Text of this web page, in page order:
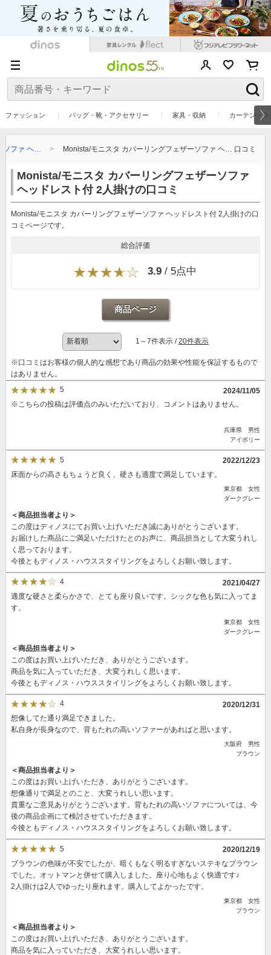
ファッション バッグ・靴・アクセサリー 家具・収納 カーテン・
ソファ ヘ… Monista/モニスタ カバーリングフェザーソファ ヘ… 口コミ
Monista/モニスタ カバーリングフェザーソファ
ヘッドレスト付 2人掛けの口コミ
Monista/モニスタ カバーリングフェザーソファ ヘッドレスト付 2人掛けの口
コミページです。
総合評価
3.9 / 5点中
商品ページ
1～7件表示 /20件表示
※口コミはお客様の個人的な感想であり商品の効果や性能を保証するもので
はありません。
5
2024/11/05
※こちらの投稿は評価点のみいただいており、コメントはありません。
兵庫県 男性
アイボリー
5
2022/12/23
床面からの高さもちょうど良く、硬さも適度で満足しています。
東京都 女性
ダークグレー
＜商品担当者より＞
この度はディノスにてお買い上げいただき誠にありがとうございます。
お届けした商品にご満足いただけたとのお声に、商品担当として大変うれし
く思っております。
今後ともディノス・ハウススタイリングをよろしくお願い致します。
4
2021/04/27
適度な硬さと柔らかさで、とても座り良いです。シックな色も気に入ってま
す。
東京都 女性
ダークグレー
＜商品担当者より＞
この度はお買い上げいただき、ありがとうございます。
商品を気に入っていただき、大変うれしく思います。
今後ともディノス・ハウススタイリングをよろしくお願い致します。
4
2020/12/31
想像してた通り満足できました。
私自身が長身なので、背もたれの高いソファーがあればと思います。
大阪府 男性
ブラウン
＜商品担当者より＞
この度はお買い上げいただき、ありがとうございます。
想像通りで満足とのこと、大変うれしい思います。
貴重なご意見ありがとうございます。背もたれの高いソファについては、今
後の商品企画にて検討させていただきます。
今後ともディノス・ハウススタイリングをよろしくお願い致します。
5
2020/12/19
ブラウンの色味が不安でしたが、暗くもなく明るすぎないステキなブラウン
でした。オットマンと併せて購入しました。座り心地もよく快適です♪
2人掛けは2人でゆったり座れます。購入してよかったです。
東京都 女性
ブラウン
＜商品担当者より＞
この度はお買い上げいただき、ありがとうございます。
商品を気に入っていただき、大変うれしい思います。